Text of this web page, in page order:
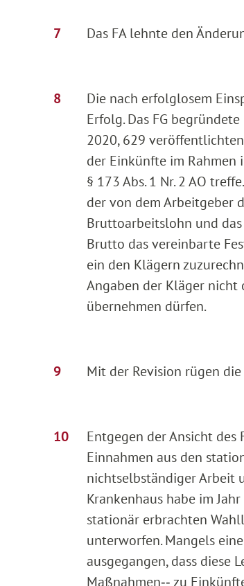
Das FA lehnte den
Die nach erfolglosem
Erfolg. Das FG
2020, 629
der Einkünfte im Rahmen
§ 173 Abs. 1 Nr. 2 AO
der von dem Arbeitgeber
Bruttoarbeitslohn und
Brutto das vereinbarte
ein den Klägern
Angaben der Kläger nicht
übernehmen dürfen.
Mit der Revision rügen
Entgegen der Ansicht
Einnahmen aus den
nichtselbständiger Arbeit
Krankenhaus habe im
stationär erbrachten
unterworfen. Mangels
ausgegangen, dass diese
Maßnahmen‑‑ zu